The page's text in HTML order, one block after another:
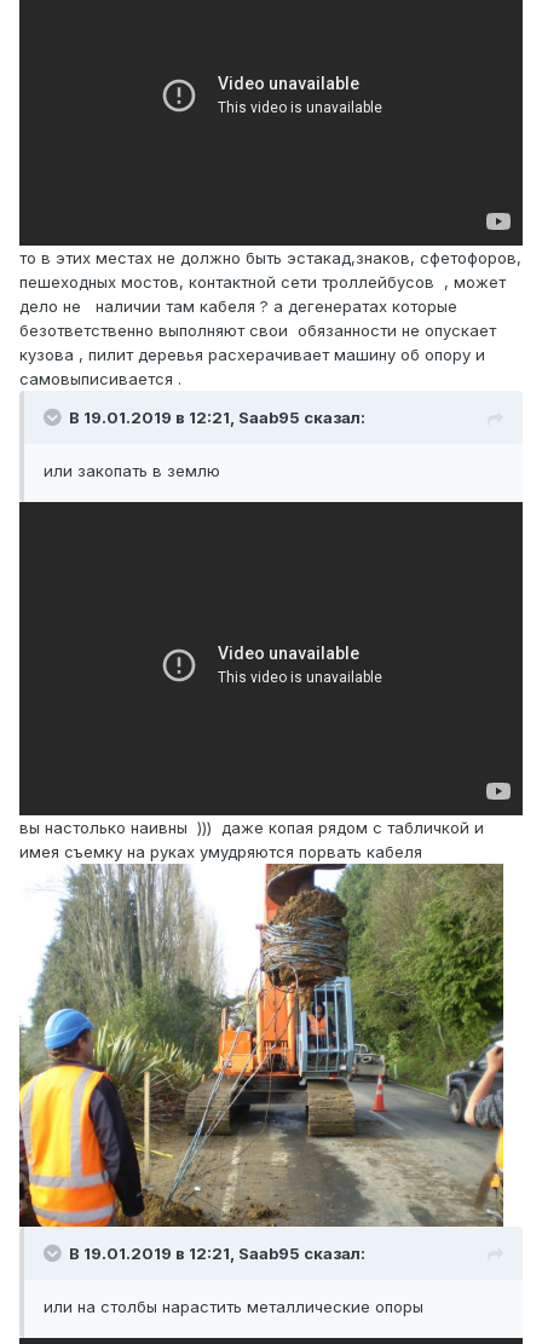
то в этих местах не должно быть эстакад,знаков, сфетофоров,
пешеходных мостов, контактной сети троллейбусов , может
дело не наличии там кабеля ? а дегенератах которые
безответственно выполняют свои обязанности не опускает
кузова , пилит деревья расхерачивает машину об опору и
самовыписивается .
В 19.01.2019 в 12:21, Saab95 сказал:
или закопать в землю
вы настолько наивны ))) даже копая рядом с табличкой и
имея съемку на руках умудряются порвать кабеля
В 19.01.2019 в 12:21, Saab95 сказал:
или на столбы нарастить металлические опоры